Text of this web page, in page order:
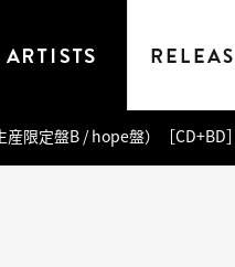
限定盤B / hope盤）［CD+BD］